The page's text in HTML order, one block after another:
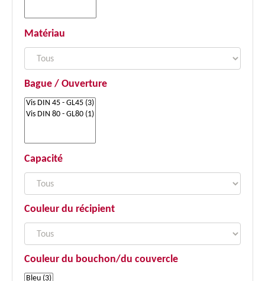
Matériau
Bague / Ouverture
Capacité
Couleur du récipient
Couleur du bouchon/du couvercle